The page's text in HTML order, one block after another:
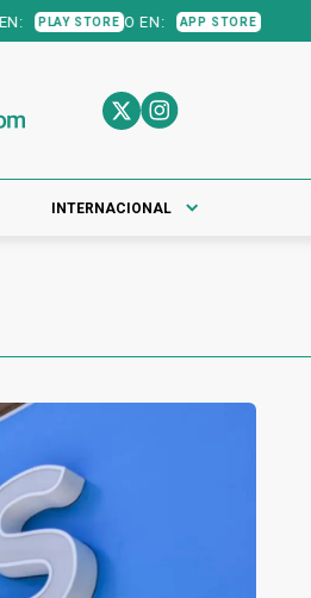
PLAY STORE O EN: APP STORE
INTERNACIONAL